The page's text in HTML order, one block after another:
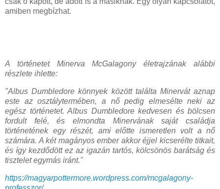
amiben megbízhat.
A történetet Minerva McGalagony életrajzának alábbi
részlete ihlette:
"Albus Dumbledore könnyek között találta Minervát aznap
este az osztálytermében, a nő pedig elmesélte neki az
egész történetet. Albus Dumbledore kedvesen és bölcsen
fordult felé, és elmondta Minervának saját családja
történetének egy részét, ami előtte ismeretlen volt a nő
számára. A két magányos ember akkor éjjel kicserélte titkait,
és így kezdődött ez az igazán tartós, kölcsönös barátság és
tisztelet egymás iránt."
https://magyarpottermore.wordpress.com/mcgalagony-